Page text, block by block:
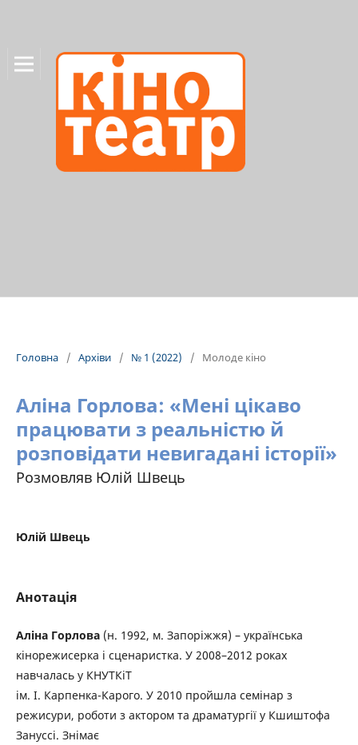
Головна / Архіви / № 1 (2022) / Молоде кіно
Аліна Горлова: «Мені цікаво
працювати з реальністю й
розповідати невигадані історії»
Розмовляв Юлій Швець
Юлій Швець
Анотація
Аліна Горлова (н. 1992, м. Запоріжжя) – українська
кінорежисерка і сценаристка. У 2008–2012 роках
навчалась у КНУТКіТ
ім. І. Карпенка-Карого. У 2010 пройшла семінар з
режисури, роботи з актором та драматургії у Кшиштофа
Зануссі. Знімає